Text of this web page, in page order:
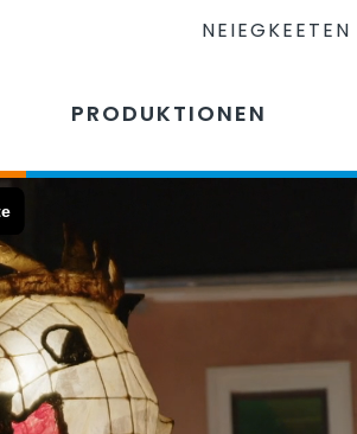
NEIEGKEETEN
PRODUKTIONEN